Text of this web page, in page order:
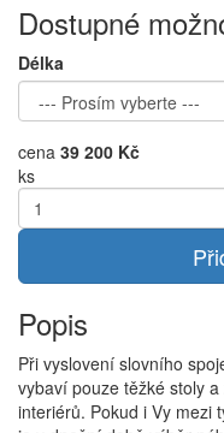
Dostupné
Délka
cena 39 200 Kč
ks
Popis
Při vyslovení slovního
vybaví pouze těžké stoly
interiérů. Pokud i Vy mezi